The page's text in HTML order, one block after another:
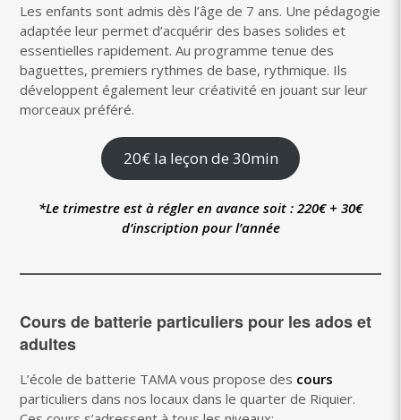
Les enfants sont admis dès l’âge de 7 ans. Une pédagogie
adaptée leur permet d’acquérir des bases solides et
essentielles rapidement. Au programme tenue des
baguettes, premiers rythmes de base, rythmique. Ils
développent également leur créativité en jouant sur leur
morceaux préféré.
20€ la leçon de 30min
*Le trimestre est à régler en avance soit : 220€ + 30€
d’inscription pour l’année
Cours de batterie particuliers pour les ados et
adultes
L’école de batterie TAMA vous propose des cours
particuliers dans nos locaux dans le quarter de Riquier.